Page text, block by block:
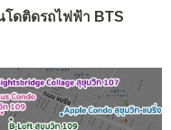
โดติดรถไฟฟ้า BTS